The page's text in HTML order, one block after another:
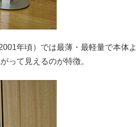
年頃）では最薄・最軽量で本体よ
って見えるのが特徴。